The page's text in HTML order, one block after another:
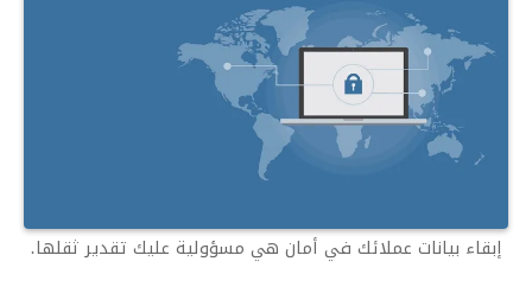
إبقاء بيانات عملائك في أمان هي مسؤولية عليك تقدير ثقلها.